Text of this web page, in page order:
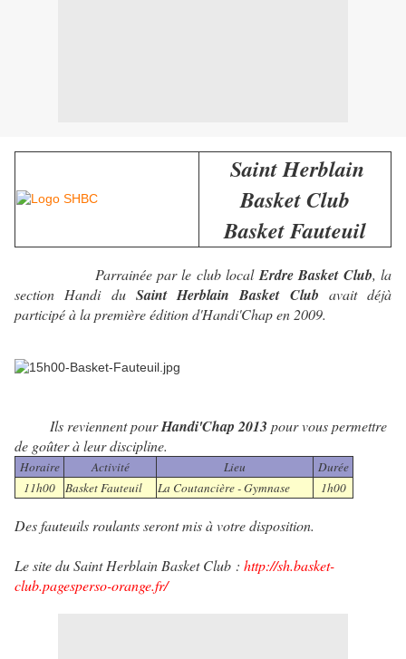
Saint Herblain
Basket Club
Basket Fauteuil
Parrainée par le club local Erdre Basket Club, la
section Handi du Saint Herblain Basket Club avait déjà
participé à la première édition d'Handi'Chap en 2009.
Ils reviennent pourHandi'Chap 2013 pour vous permettre
de goûter à leur discipline.
Horaire Activité Lieu
Durée
11h00
Basket Fauteuil La Coutancière - Gymnase 1h00
Des fauteuils roulants seront mis à votre disposition.
Le site du Saint Herblain Basket Club : http://sh.basket-
club.pagesperso-orange.fr/